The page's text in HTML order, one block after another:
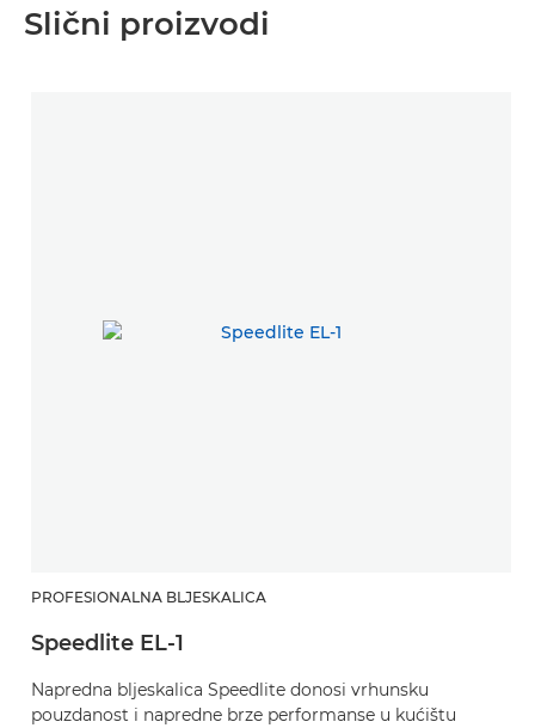
Slični proizvodi
PROFESIONALNA BLJESKALICA
Speedlite EL-1
Napredna bljeskalica Speedlite donosi vrhunsku
pouzdanost i napredne brze performanse u kućištu